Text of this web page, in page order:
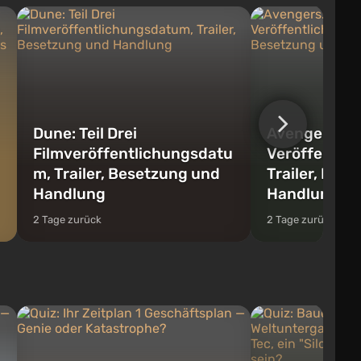
Dune: Teil Drei
Filmveröffentlichungsdatu
m, Trailer, Besetzung und
Handlung
2 Tage zurück
Avengers:
Trailer,
Handlung
2 Tage zurück